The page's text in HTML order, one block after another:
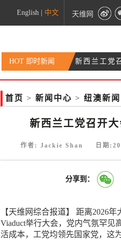
English 中文 天维网
HOT 即时新闻
新西兰工党
【图文直播
啦！
首页 > 新闻中心 > 纽澳新闻
新西兰工党召开
作者: Jackie Shan 日期
分享到：
【天维网综合报道】 距离2026
Viaduct举行大会，党内气氛罕
活成本，工党均领先国家党，这